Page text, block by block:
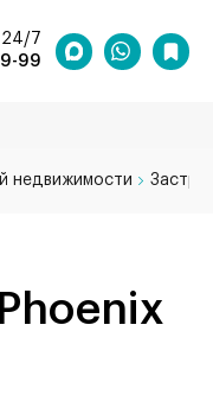
99
24/7
недвижимости